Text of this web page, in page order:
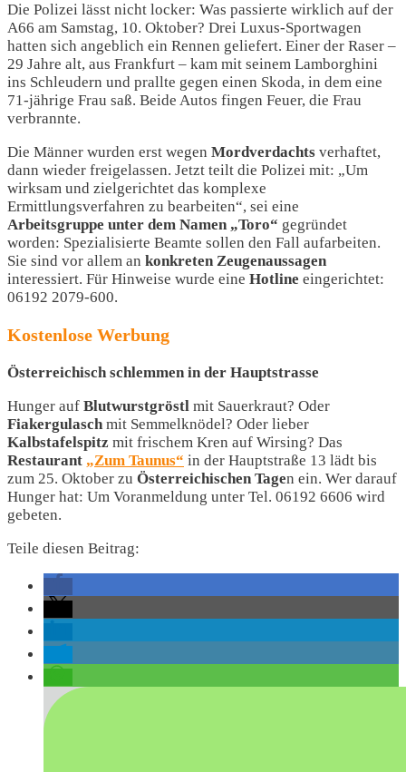
Die Polizei lässt nicht locker: Was passierte wirklich auf der
A66 am Samstag, 10. Oktober? Drei Luxus-Sportwagen
hatten sich angeblich ein Rennen geliefert. Einer der Raser –
29 Jahre alt, aus Frankfurt – kam mit seinem Lamborghini
ins Schleudern und prallte gegen einen Skoda, in dem eine
71-jährige Frau saß. Beide Autos fingen Feuer, die Frau
verbrannte.
Die Männer wurden erst wegen Mordverdachts verhaftet,
dann wieder freigelassen. Jetzt teilt die Polizei mit: „Um
wirksam und zielgerichtet das komplexe
Ermittlungsverfahren zu bearbeiten“, sei eine
Arbeitsgruppe unter dem Namen „Toro“ gegründet
worden: Spezialisierte Beamte sollen den Fall aufarbeiten.
Sie sind vor allem an konkreten Zeugenaussagen
interessiert. Für Hinweise wurde eine Hotline eingerichtet:
06192 2079-600.
Kostenlose Werbung
Österreichisch schlemmen in der Hauptstrasse
Hunger auf Blutwurstgröstl mit Sauerkraut? Oder
Fiakergulasch mit Semmelknödel? Oder lieber
Kalbstafelspitz mit frischem Kren auf Wirsing? Das
Restaurant „Zum Taunus“ in der Hauptstraße 13 lädt bis
zum 25. Oktober zu Österreichischen Tagen ein. Wer darauf
Hunger hat: Um Voranmeldung unter Tel. 06192 6606 wird
gebeten.
Teile diesen Beitrag: